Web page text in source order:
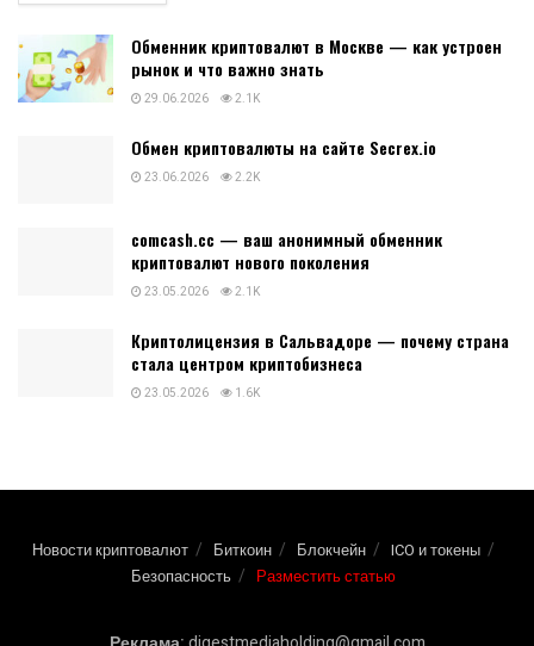
Обменник криптовалют в Москве — как устроен
рынок и что важно знать
29.06.2026 2.1K
Обмен криптовалюты на сайте Secrex.io
23.06.2026 2.2K
comcash.cc — ваш анонимный обменник
криптовалют нового поколения
23.05.2026 2.1K
Криптолицензия в Сальвадоре — почему страна
стала центром криптобизнеса
23.05.2026 1.6K
Новости криптовалют Биткоин Блокчейн
ICO и токены
Безопасность
Разместить статью